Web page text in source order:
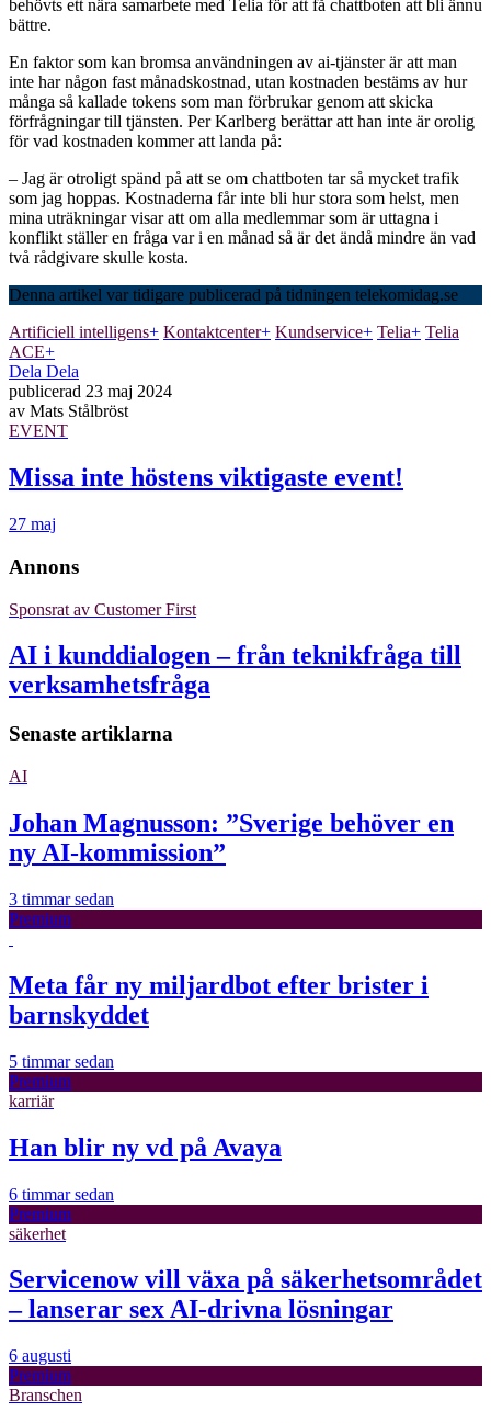
behövts ett nära samarbete med Telia för att få chattboten att bli ännu
bättre.
En faktor som kan bromsa användningen av ai-tjänster är att man
inte har någon fast månadskostnad, utan kostnaden bestäms av hur
många så kallade tokens som man förbrukar genom att skicka
förfrågningar till tjänsten. Per Karlberg berättar att han inte är orolig
för vad kostnaden kommer att landa på:
– Jag är otroligt spänd på att se om chattboten tar så mycket trafik
som jag hoppas. Kostnaderna får inte bli hur stora som helst, men
mina uträkningar visar att om alla medlemmar som är uttagna i
konflikt ställer en fråga var i en månad så är det ändå mindre än vad
två rådgivare skulle kosta.
Denna artikel var tidigare publicerad på tidningen telekomidag.se
Artificiell intelligens+ Kontaktcenter+ Kundservice+ Telia+ Telia
ACE+
Dela Dela
publicerad 23 maj 2024
av Mats Stålbröst
EVENT
Missa inte höstens viktigaste event!
27 maj
Annons
Sponsrat av Customer First
AI i kunddialogen – från teknikfråga till
verksamhetsfråga
Senaste artiklarna
AI
Johan Magnusson: ”Sverige behöver en
ny AI-kommission”
3 timmar sedan
Premium
Meta får ny miljardbot efter brister i
barnskyddet
5 timmar sedan
Premium
karriär
Han blir ny vd på Avaya
6 timmar sedan
Premium
säkerhet
Servicenow vill växa på säkerhetsområdet
– lanserar sex AI-drivna lösningar
6 augusti
Premium
Branschen